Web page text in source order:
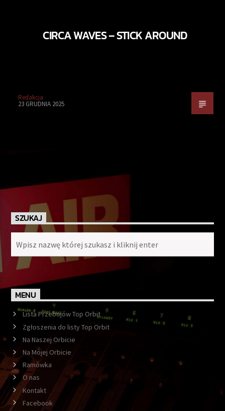
CIRCA WAVES – STICK AROUND
Redakcja
23 GRUDNIA 2025
SZUKAJ
MENU
Lista Przebojów Top Orbit
Zgłoszenia do listy Top Orbit
Na Naszej Orbicie
Na Mojej Orbicie
Ramówka
O nas
Kontakt
Facebook